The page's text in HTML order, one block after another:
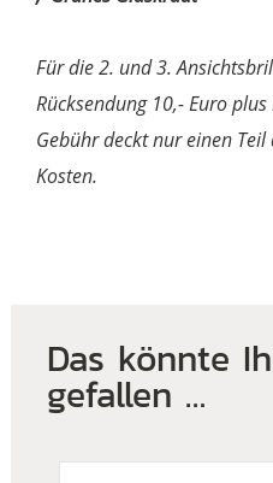
Für die 2. und 3.
Rücksendung 10,- Euro
Gebühr deckt nur einen
Kosten.
Das könnte
gefallen …